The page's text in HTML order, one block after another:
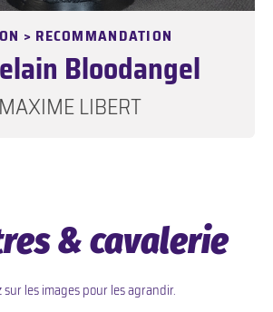
> RECOMMANDATION
Bloodangel
MAXIME LIBERT
& cavalerie
sur les images pour les agrandir.